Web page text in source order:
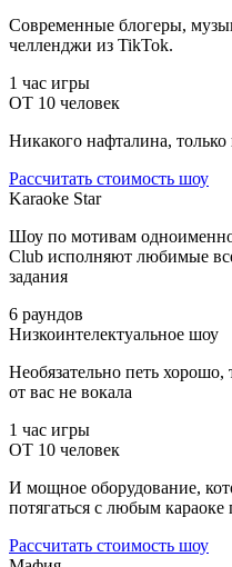
Современные блогеры,
челленджи из TikTok.
1 час игры
ОТ 10 человек
Никакого нафталина,
Рассчитать стоимость шоу
Karaoke Star
Шоу по мотивам
Club исполняют любимые
задания
6 раундов
Низкоинтелектуальное шоу
Необязательно петь хорошо,
от вас не вокала
1 час игры
ОТ 10 человек
И мощное оборудование,
потягаться с любым караоке
Рассчитать стоимость шоу